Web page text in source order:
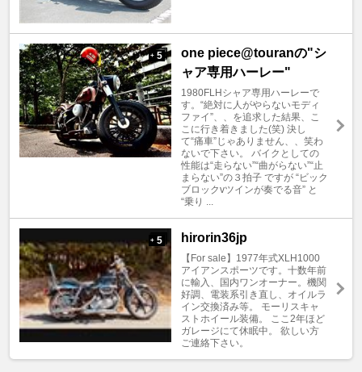
+ 5
one piece@touranの"シ
ャア専用ハーレー"
1980FLHシャア専用ハーレーで
す。“絶対に人がやらないモディ
ファイ”、、を追求した結果、こ
こに行き着きました(笑) 決し
て“痛車”じゃありません、、笑わ
ないで下さい。 バイクとしての
性能は“走らない”“曲がらない”“止
まらない”の３拍子 ですが “ビック
ブロックvツインが奏でる音” と
“乗り ...
+ 5 hirorin36jp
【For sale】1977年式XLH1000
アイアンスポーツです。十数年前
に輸入、国内ワンオーナー。機関
好調、電装系引き直し、オイルラ
イン交換済み等。 モーリスキャ
ストホイール装備。 ここ2年ほど
ガレージにて休眠中。 欲しい方
ご連絡下さい。